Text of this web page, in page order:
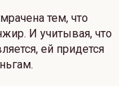
тем, что
И учитывая, что
ей придется